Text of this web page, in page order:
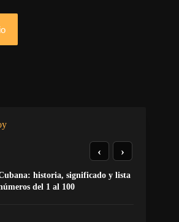
historia, significado y lista
del 1 al 100
‹ ›